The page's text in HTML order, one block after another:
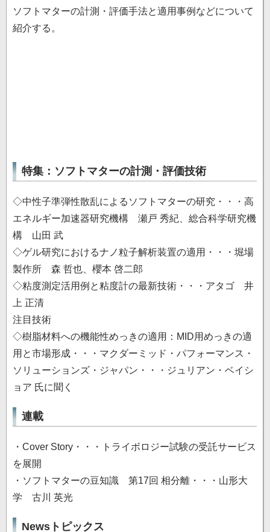
ソフトマターの計測・評価手法と適用事例などについて
紹介する。
特集：ソフトマターの計測・評価技術
◇中性子準弾性散乱によるソフトマターの研究・・・高
エネルギー加速器研究機構 瀬戸 秀紀、総合科学研究機
構 山田 武
◇ゲル研究におけるナノ粒子解析装置の適用・・・堀場
製作所 森 哲也、櫻本 啓二郎
◇粘度測定活用例と粘度計の最新技術・・・アタゴ 井
上 正清
注目技術
◇樹脂材料への機能性めっきの適用：MID用めっきの適
用と市場形成・・・マクダーミッド・パフォーマンス・
ソリューションズ・ジャパン・・・ジュリアン・ベイシ
ョア 氏に聞く
連載
・Cover Story・・・トライボロジー試験の受託サービス
を展開
・ソフトマターの豆知識 第17回 相分離・・・山形大
学 古川 英光
Newsトピックス